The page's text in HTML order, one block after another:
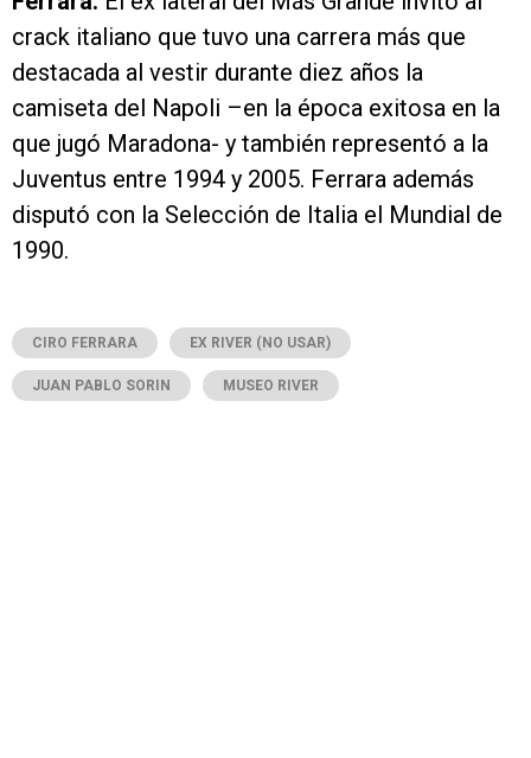
crack italiano que tuvo una carrera más que
destacada al vestir durante diez años la
camiseta del Napoli –en la época exitosa en la
que jugó Maradona- y también representó a la
Juventus entre 1994 y 2005. Ferrara además
disputó con la Selección de Italia el Mundial de
1990.
CIRO FERRARA EX RIVER (NO USAR)
JUAN PABLO SORIN MUSEO RIVER